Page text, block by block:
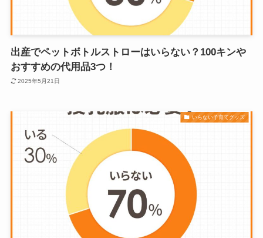
出産でペットボトルストローはいらない？100キンや
おすすめの代用品3つ！
2025年5月21日
いらない子育てグッズ